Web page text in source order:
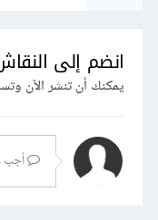
انضم إلى
يمكنك أن تنشر الآن
أجب